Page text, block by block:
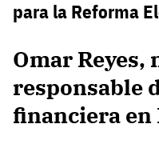
para la Reforma
Omar Reyes,
responsable
financiera en